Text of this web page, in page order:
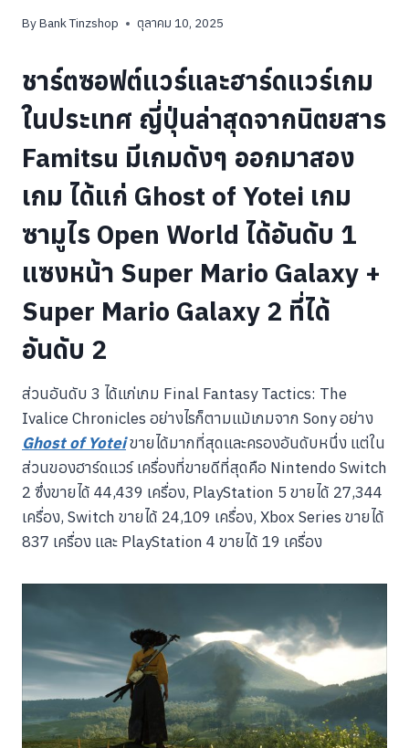
ByBank Tinzshop ตุลาคม 10, 2025
ชาร์ตซอฟต์แวร์และฮาร์ดแวร์เกม
ในประเทศ ญี่ปุ่นล่าสุดจากนิตยสาร
Famitsu มีเกมดังๆ ออกมาสอง
เกม ได้แก่ Ghost of Yotei เกม
ซามูไร Open World ได้อันดับ 1
แซงหน้า Super Mario Galaxy +
Super Mario Galaxy 2 ที่ได้
อันดับ 2
ส่วนอันดับ 3 ได้แก่เกม Final Fantasy Tactics: The
Ivalice Chronicles อย่างไรก็ตามแม้เกมจาก Sony อย่าง
Ghost of Yoteiขายได้มากที่สุดและครองอันดับหนึ่ง แต่ใน
ส่วนของฮาร์ดแวร์ เครื่องที่ขายดีที่สุดคือ Nintendo Switch
2 ซึ่งขายได้ 44,439 เครื่อง, PlayStation 5 ขายได้ 27,344
เครื่อง, Switch ขายได้ 24,109 เครื่อง, Xbox Series ขายได้
837 เครื่อง และ PlayStation 4 ขายได้ 19 เครื่อง